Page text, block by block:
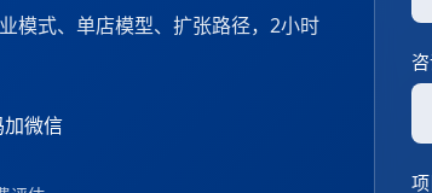
模式、单店模型、扩张路径，2小时
微信